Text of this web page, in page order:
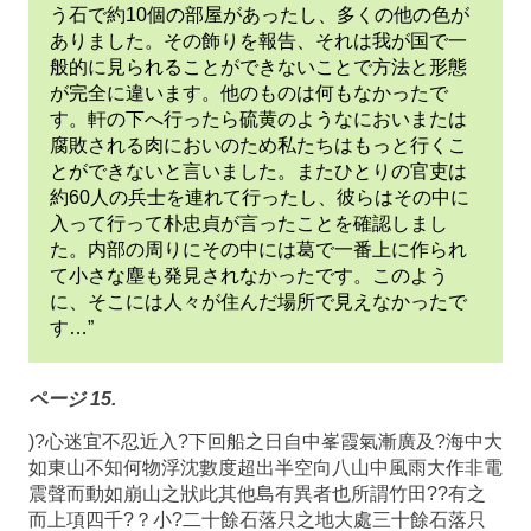
う石で約10個の部屋があったし、多くの他の色が
ありました。その飾りを報告、それは我が国で一
般的に見られることができないことで方法と形態
が完全に違います。他のものは何もなかったで
す。軒の下へ行ったら硫黄のようなにおいまたは
腐敗される肉においのため私たちはもっと行くこ
とができないと言いました。またひとりの官吏は
約60人の兵士を連れて行ったし、彼らはその中に
入って行って朴忠貞が言ったことを確認しまし
た。内部の周りにその中には葛で一番上に作られ
て小さな塵も発見されなかったです。このよう
に、そこには人々が住んだ場所で見えなかったで
す…”
ページ 15.
)?心迷宜不忍近入?下回船之日自中峯霞氣漸廣及?海中大
如東山不知何物浮沈數度超出半空向八山中風雨大作非電
震聲而動如崩山之狀此其他島有異者也所謂竹田??有之
而上項四千?？小?二十餘石落只之地大處三十餘石落只